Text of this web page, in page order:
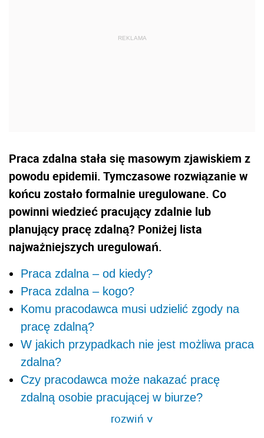
Praca zdalna stała się masowym zjawiskiem z
powodu epidemii. Tymczasowe rozwiązanie w
końcu zostało formalnie uregulowane. Co
powinni wiedzieć pracujący zdalnie lub
planujący pracę zdalną? Poniżej lista
najważniejszych uregulowań.
Praca zdalna – od kiedy?
Praca zdalna – kogo?
Komu pracodawca musi udzielić zgody na
pracę zdalną?
W jakich przypadkach nie jest możliwa praca
zdalna?
Czy pracodawca może nakazać pracę
zdalną osobie pracującej w biurze?
rozwiń>